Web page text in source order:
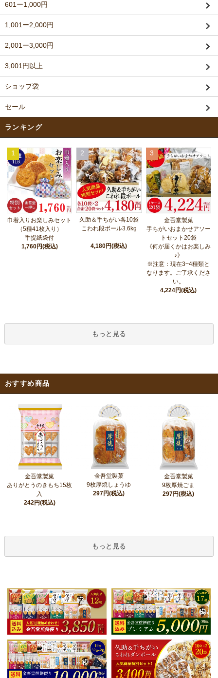
601ー1,000円
1,001ー2,000円
2,001ー3,000円
3,001円以上
ショップ袋
セール
ランキング
1
巾着入りお楽しみセット
（5種41枚入り）
手提紙袋付
1,760円(税込)
2
久助＆手ちがい各10袋
こわれ段ボール3.6kg
4,180円(税込)
3
金吾堂製菓
手ちがいおまかせアソー
トセット20袋
《何が届くかはお楽しみ
♪》
※注意：現在3~4種類と
なります。ご了承くださ
い。
4,224円(税込)
もっと見る
おすすめ商品
金吾堂製菓
ありがとうのきもち15枚
入
242円(税込)
金吾堂製菓
9枚厚焼しょうゆ
297円(税込)
金吾堂製菓
9枚厚焼ごま
297円(税込)
もっと見る